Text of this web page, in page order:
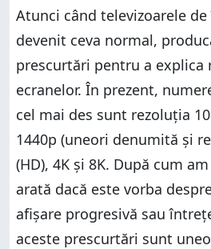
Atunci când televizoarele
devenit ceva normal,
prescurtări pentru a explica
ecranelor. În prezent,
cel mai des sunt rezoluția
1440p (uneori denumită și
(HD), 4K și 8K. După cum am
arată dacă este vorba
afișare progresivă sau
aceste prescurtări sunt